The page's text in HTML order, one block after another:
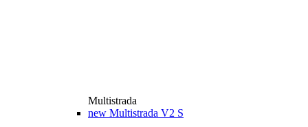
Multistrada
new Multistrada V2 S